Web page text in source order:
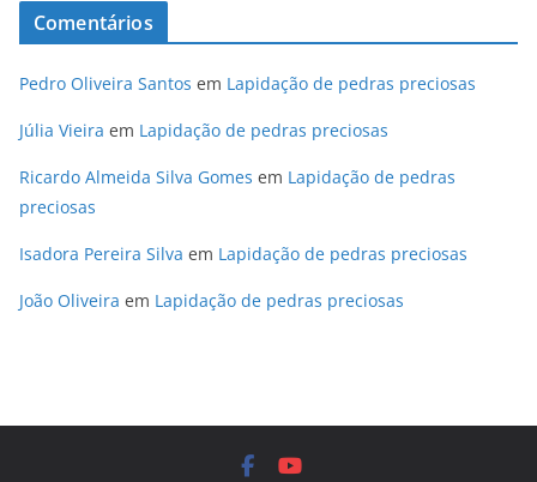
Comentários
Pedro Oliveira Santos em Lapidação de pedras preciosas
Júlia Vieira em Lapidação de pedras preciosas
Ricardo Almeida Silva Gomes em Lapidação de pedras
preciosas
Isadora Pereira Silva em Lapidação de pedras preciosas
João Oliveira em Lapidação de pedras preciosas